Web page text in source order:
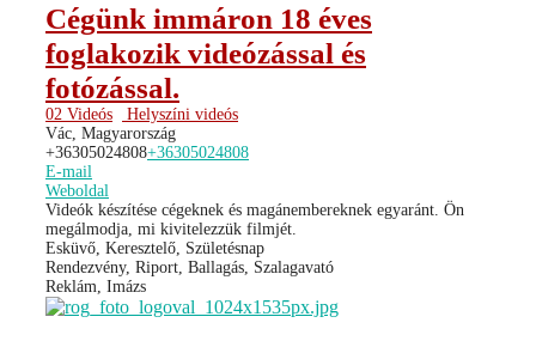
Cégünk immáron 18 éves
foglakozik videózással és
fotózással.
02 Videós
Helyszíni videós
Vác, Magyarország
+36305024808+36305024808
E-mail
Weboldal
Videók készítése cégeknek és magánembereknek egyaránt. Ön
megálmodja, mi kivitelezzük filmjét.
Esküvő, Keresztelő, Születésnap
Rendezvény, Riport, Ballagás, Szalagavató
Reklám, Imázs